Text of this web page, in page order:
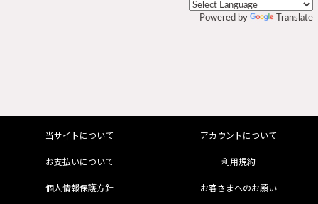
Powered by Translate
当サイトについて アカウントについて
お支払いについて 利用規約
個人情報保護方針 お客さまへのお願い